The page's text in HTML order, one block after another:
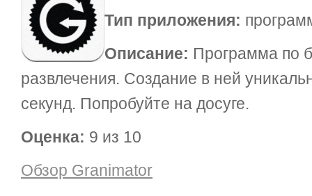
Тип приложения:
Описание: Программа по
развлечения. Создание в ней
секунд. Попробуйте на досуге.
Оценка: 9 из 10
Обзор Granimator